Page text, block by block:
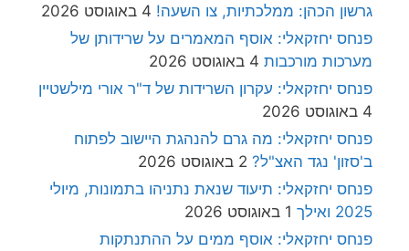
גרשון הכהן: ממלכתיות, צו השעה! 4 באוגוסט 2026
פנחס יחזקאלי: אוסף המאמרים על שרידותן של
מערכות מורכבות 4 באוגוסט 2026
פנחס יחזקאלי: עקרון השרידות של ד"ר אורי מילשטיין
4 באוגוסט 2026
פנחס יחזקאלי: מה גרם להנהגת היישוב לפתוח
ב'סזון' נגד האצ"ל? 2 באוגוסט 2026
פנחס יחזקאלי: תיעוד שנאת נתניהו בתמונות, מיולי
2025 ואילך
1 באוגוסט 2026
פנחס יחזקאלי: אוסף ממים על ההתנתקות